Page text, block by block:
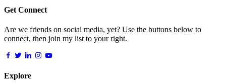
Get Connect
Are we friends on social media, yet? Use the buttons below to
connect, then join my list to your right.
Explore